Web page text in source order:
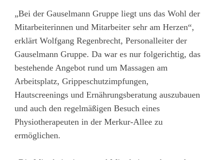
„Bei der Gauselmann Gruppe liegt uns das Wohl der
Mitarbeiterinnen und Mitarbeiter sehr am Herzen“,
erklärt Wolfgang Regenbrecht, Personalleiter der
Gauselmann Gruppe. Da war es nur folgerichtig, das
bestehende Angebot rund um Massagen am
Arbeitsplatz, Grippeschutzimpfungen,
Hautscreenings und Ernährungsberatung auszubauen
und auch den regelmäßigen Besuch eines
Physiotherapeuten in der Merkur-Allee zu
ermöglichen.